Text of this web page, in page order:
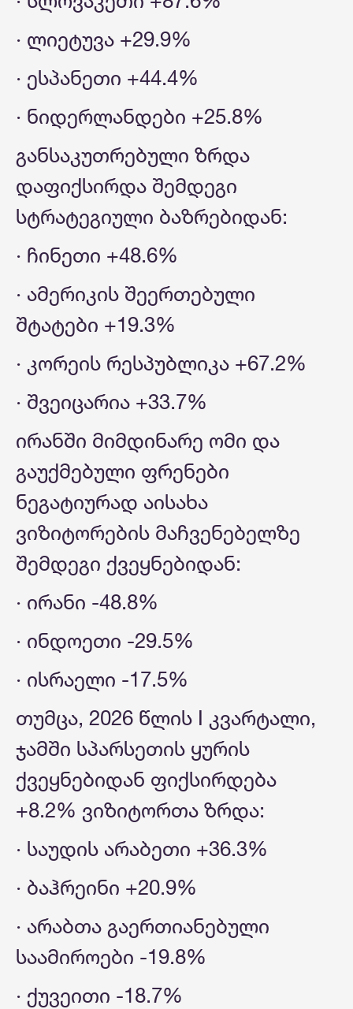
· ლიეტუვა +29.9%
· ესპანეთი +44.4%
· ნიდერლანდები +25.8%
განსაკუთრებული ზრდა
დაფიქსირდა შემდეგი
სტრატეგიული ბაზრებიდან:
· ჩინეთი +48.6%
· ამერიკის შეერთებული
შტატები +19.3%
· კორეის რესპუბლიკა +67.2%
· შვეიცარია +33.7%
ირანში მიმდინარე ომი და
გაუქმებული ფრენები
ნეგატიურად აისახა
ვიზიტორების მაჩვენებელზე
შემდეგი ქვეყნებიდან:
· ირანი -48.8%
· ინდოეთი -29.5%
· ისრაელი -17.5%
თუმცა, 2026 წლის I კვარტალი,
ჯამში სპარსეთის ყურის
ქვეყნებიდან ფიქსირდება
+8.2% ვიზიტორთა ზრდა:
· საუდის არაბეთი +36.3%
· ბაჰრეინი +20.9%
· არაბთა გაერთიანებული
საამიროები -19.8%
· ქუვეითი -18.7%